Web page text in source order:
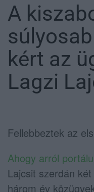
A
kért az
Lagzi
Fellebbeztek az
Ahogy arról
Lajcsit szerdán
három év